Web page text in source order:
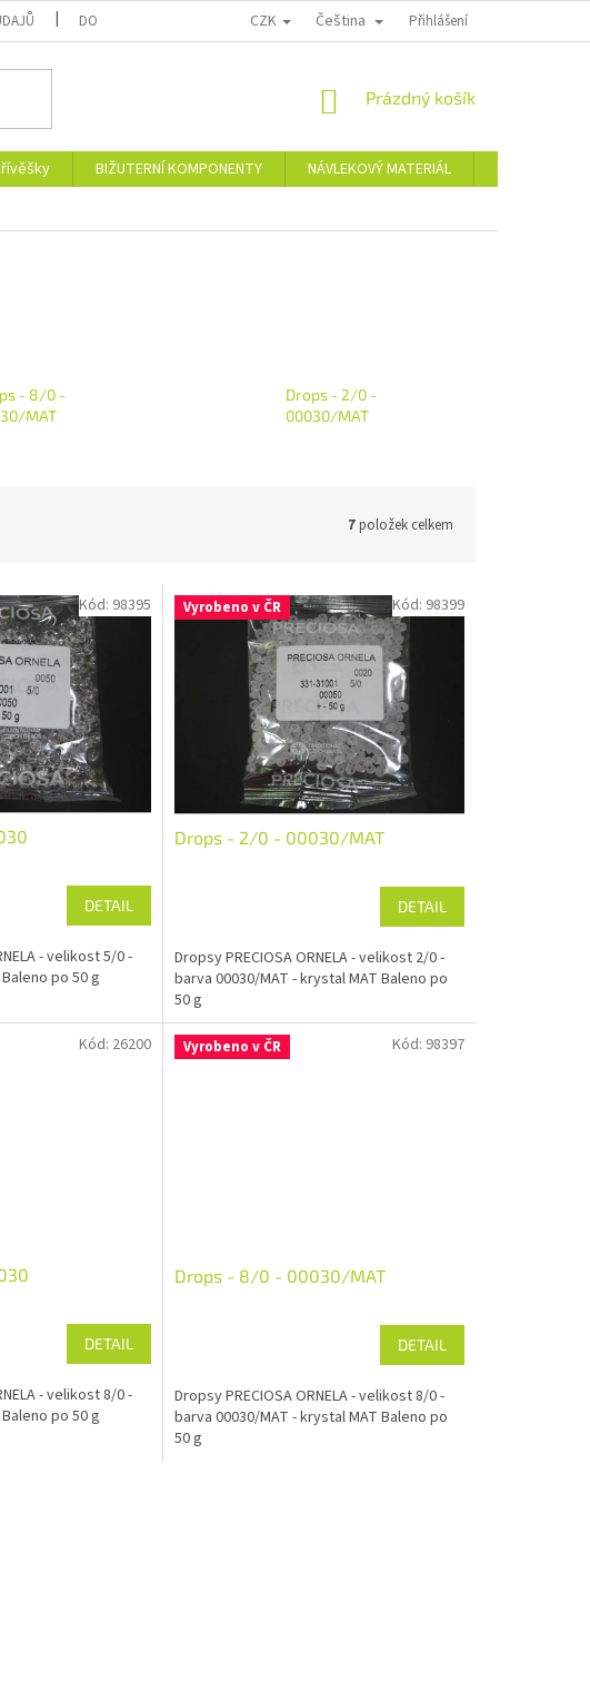
DOPRAVA A PLATBA KONTAKTY REKLAMAČNÍ ŘÁD
CZK Čeština Přihlášení
NÁKUPNÍ
Prázdný košík
BIŽUTERNÍ KOMPONENTY NÁVLEKOVÝ MATERIÁL
Skleněné a
- 8/0 -
MAT
Drops - 2/0 -
00030/MAT
7položek celkem
DETAIL
- velikost 5/0 -
po 50 g
Kód: 98395 Vyrobeno v ČR
Drops - 2/0 - 00030/MAT
DETAIL
Dropsy PRECIOSA ORNELA - velikost 2/0 -
barva 00030/MAT - krystal MAT Baleno po
50 g
Kód: 98399
DETAIL
- velikost 8/0 -
po 50 g
Kód: 26200 Vyrobeno v ČR
Drops - 8/0 - 00030/MAT
DETAIL
Dropsy PRECIOSA ORNELA - velikost 8/0 -
barva 00030/MAT - krystal MAT Baleno po
50 g
Kód: 98397